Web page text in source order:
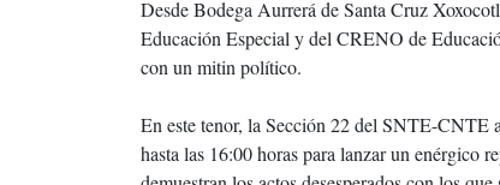
Desde Bodega Aurrerá de Santa Cruz
Educación Especial y del CRENO de
con un mitin político.
En este tenor, la Sección 22 del SNTE-CNTE
hasta las 16:00 horas para lanzar un enérgico